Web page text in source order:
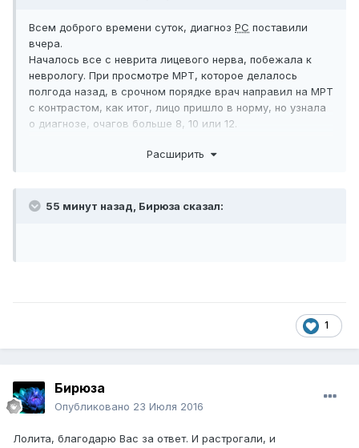
Всем доброго времени суток, диагноз РС поставили
вчера.
Началось все с неврита лицевого нерва, побежала к
неврологу. При просмотре МРТ, которое делалось
полгода назад, в срочном порядке врач направил на МРТ
с контрастом, как итог, лицо пришло в норму, но узнала
о диагнозе, очагов больше 8, 10 или 12.
глаза. Правый глаз в углу был как в тумане,
сделалаисключительно для себя, поводов никаких не
здорового малыша, я понимаю, что с этим живут, и
привыкнуть к этому.
понимаю положат, прокапают и уже затем комиссия и
назначениеПИТРС
полагаю это не означает, что врачи с ним точно
Возможно, есть кто-то из Краснодара кто уже прошел
Расширить
55 минут назад, Бирюза сказал:
1
Бирюза
Опубликовано 23 Июля 2016
Лолита, благодарю Вас за ответ. И растрогали, и